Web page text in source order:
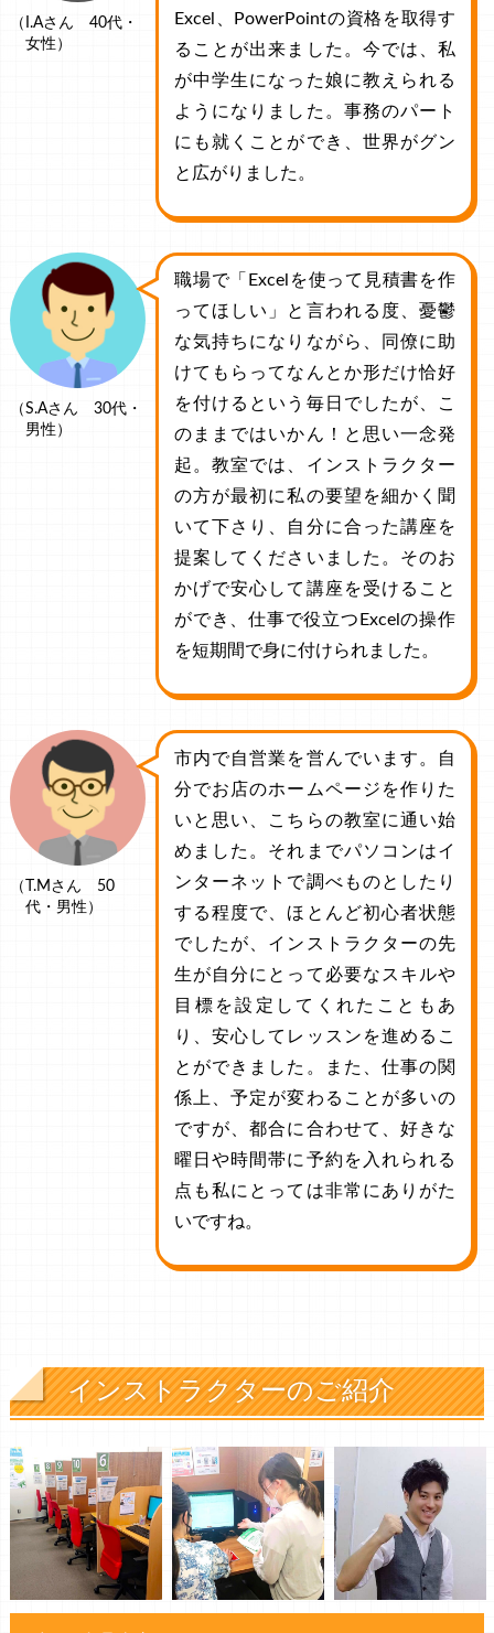
（I.Aさん 40代・
女性）
Excel、PowerPointの資格を取得す
ることが出来ました。今では、私
が中学生になった娘に教えられる
ようになりました。事務のパート
にも就くことができ、世界がグン
と広がりました。
（S.Aさん 30代・
男性）
職場で「Excelを使って見積書を作
ってほしい」と言われる度、憂鬱
な気持ちになりながら、同僚に助
けてもらってなんとか形だけ恰好
を付けるという毎日でしたが、こ
のままではいかん！と思い一念発
起。教室では、インストラクター
の方が最初に私の要望を細かく聞
いて下さり、自分に合った講座を
提案してくださいました。そのお
かげで安心して講座を受けること
ができ、仕事で役立つExcelの操作
を短期間で身に付けられました。
（T.Mさん 50
代・男性）
市内で自営業を営んでいます。自
分でお店のホームページを作りた
いと思い、こちらの教室に通い始
めました。それまでパソコンはイ
ンターネットで調べものとしたり
する程度で、ほとんど初心者状態
でしたが、インストラクターの先
生が自分にとって必要なスキルや
目標を設定してくれたこともあ
り、安心してレッスンを進めるこ
とができました。また、仕事の関
係上、予定が変わることが多いの
ですが、都合に合わせて、好きな
曜日や時間帯に予約を入れられる
点も私にとっては非常にありがた
いですね。
インストラクターのご紹介